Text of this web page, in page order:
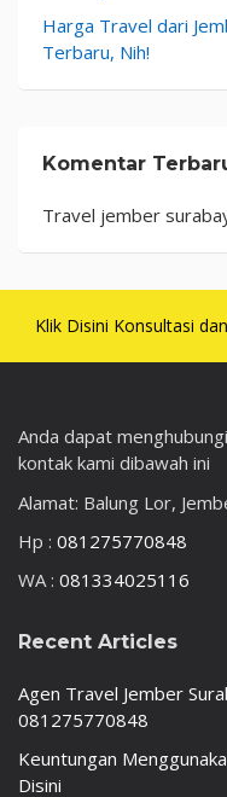
Harga Travel dari
Terbaru, Nih!
Komentar
Travel jember
Klik Disini Konsultasi
Anda dapat
kontak kami dibawah ini
Alamat: Balung Lor,
Hp : 081275770848
WA : 081334025116
Recent Articles
Agen Travel Jember
081275770848
Keuntungan
Disini